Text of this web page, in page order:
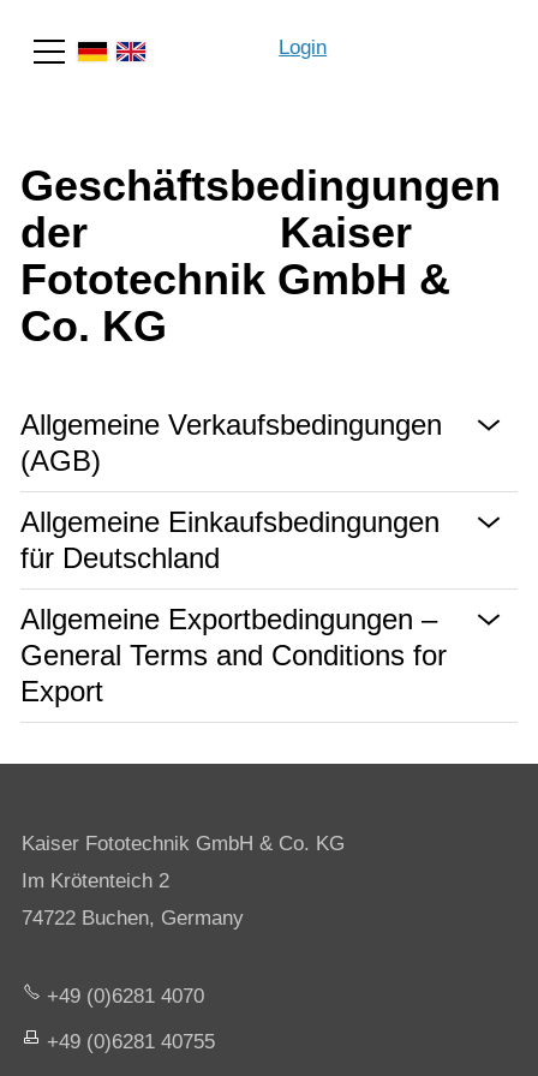
Login
Geschäftsbedingungen
der Kaiser
Fototechnik GmbH &
Co. KG
Allgemeine Verkaufsbedingungen
(AGB)
Allgemeine Einkaufsbedingungen
für Deutschland
Allgemeine Exportbedingungen –
General Terms and Conditions for
Export
Kaiser Fototechnik GmbH & Co. KG
Im Krötenteich 2
74722 Buchen, Germany
+49 (0)6281 4070
+49 (0)6281 40755